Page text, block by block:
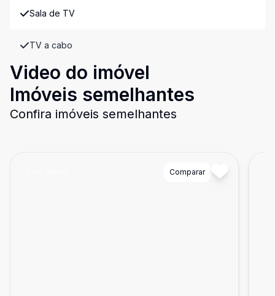
Sala de TV
TV a cabo
Video do imóvel
Imóveis semelhantes
Confira imóveis semelhantes
Comparar